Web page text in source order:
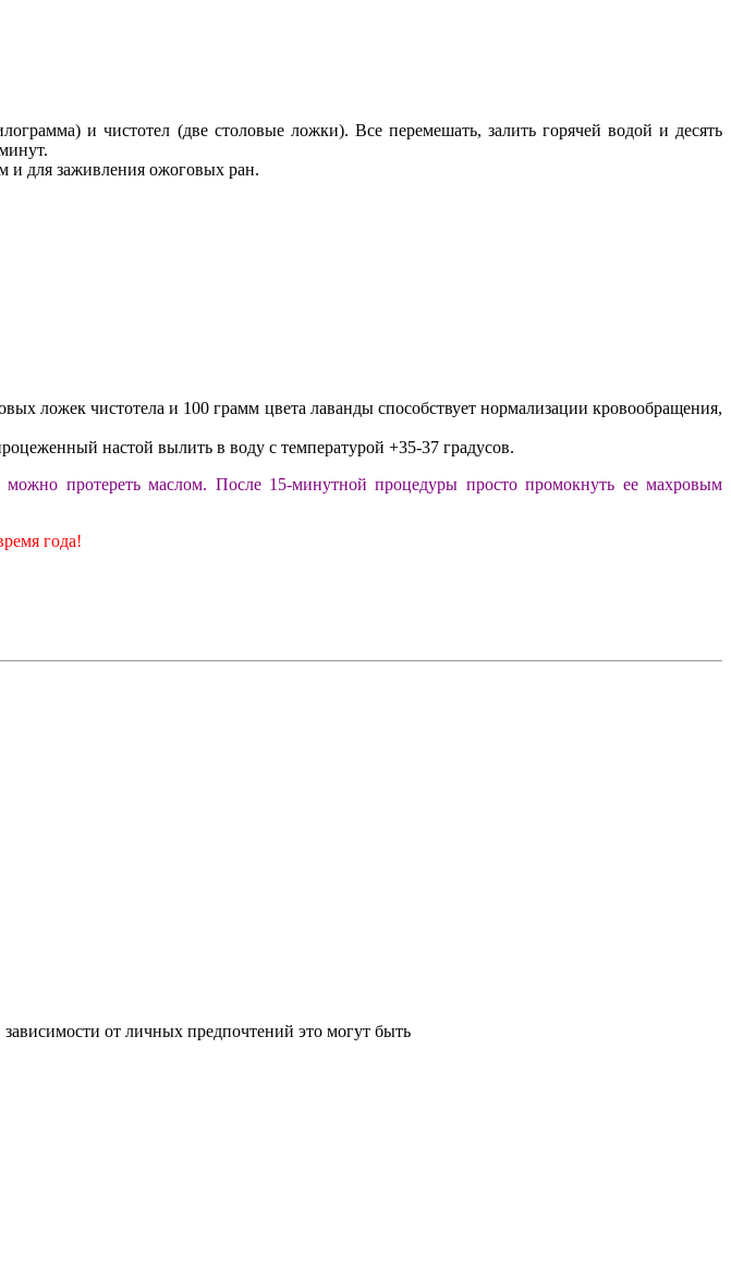
и чистотел (две столовые ложки). Все перемешать, залить горячей водой и десять
и для заживления ожоговых ран.
ложек чистотела и 100 грамм цвета лаванды способствует нормализации кровообращения,
настой вылить в воду с температурой +35-37 градусов.
протереть маслом. После 15-минутной процедуры просто промокнуть ее махровым
года!
от личных предпочтений это могут быть